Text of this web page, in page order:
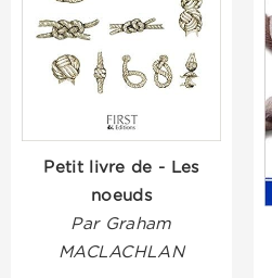
Petit livre de - Les
noeuds
Par Graham
MACLACHLAN